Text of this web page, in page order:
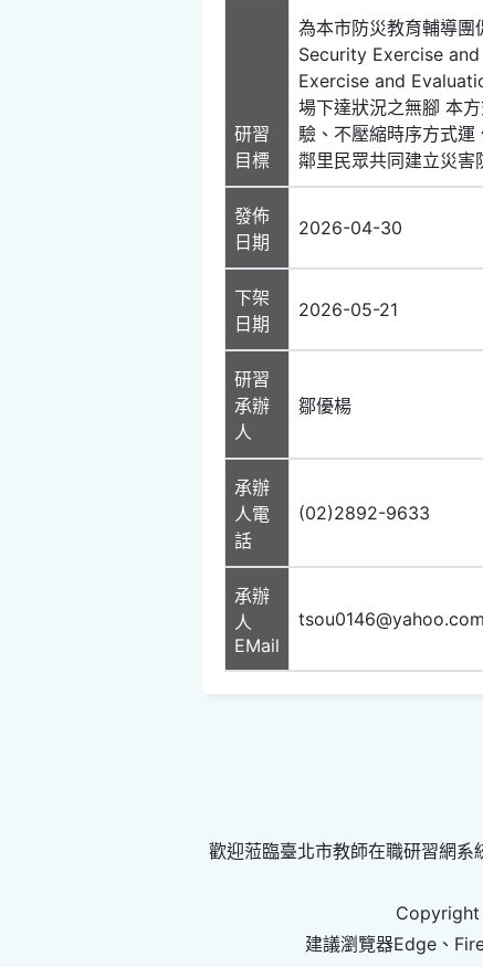
研習
目標
為本市防災教育輔導
Security Exercise
Exercise and
場下達狀況之無腳 本
驗、不壓縮時序方式
鄰里民眾共同建立災害
發佈
日期
2026-04-30
下架
日期
2026-05-21
研習
承辦
人
鄒優楊
承辦
人電
話
(02)2892-9633
承辦
人
EMail
歡迎蒞臨臺北市教師在職研習網
建議瀏覽器Edge、